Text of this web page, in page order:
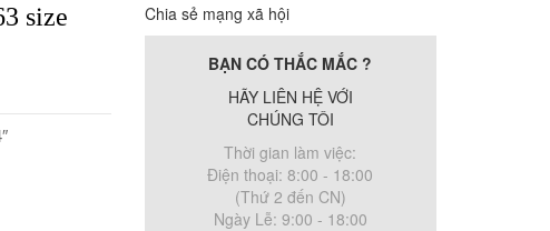
size
Chia sẻ mạng xã hội
BẠN CÓ THẮC MẮC ?
HÃY LIÊN HỆ VỚI
CHÚNG TÔI
Thời gian làm việc:
Điện thoại: 8:00 - 18:00
(Thứ 2 đến CN)
Ngày Lễ: 9:00 - 18:00